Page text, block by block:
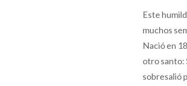
Este
muchos
Nació en
otro santo:
sobresalió